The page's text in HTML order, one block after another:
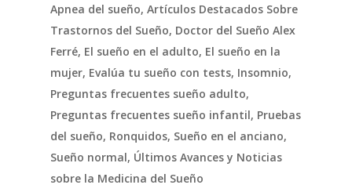
Apnea del sueño, Artículos Destacados Sobre
Trastornos del Sueño, Doctor del Sueño Alex
Ferré, El sueño en el adulto, El sueño en la
mujer, Evalúa tu sueño con tests, Insomnio,
Preguntas frecuentes sueño adulto,
Preguntas frecuentes sueño infantil, Pruebas
del sueño, Ronquidos, Sueño en el anciano,
Sueño normal, Últimos Avances y Noticias
sobre la Medicina del Sueño